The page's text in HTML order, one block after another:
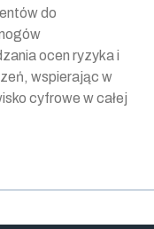
do
ocen ryzyka i
wspierając w
cyfrowe w całej